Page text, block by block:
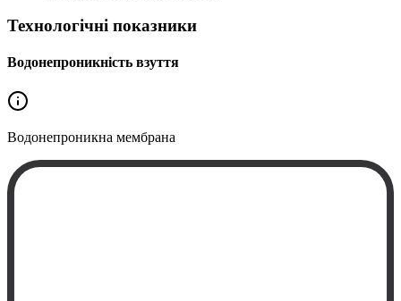
Технологічні показники
Водонепроникність взуття
Водонепроникна мембрана